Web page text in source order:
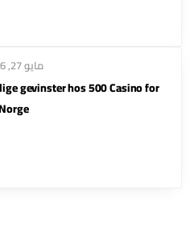
مايو 27, 2026
gevinster hos 500 Casino for